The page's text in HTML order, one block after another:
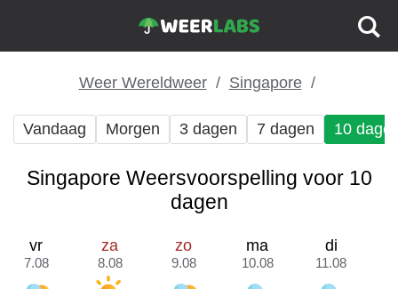
Weer Wereldweer Singapore
Vandaag Morgen 3 dagen 7 dagen 10
Singapore Weersvoorspelling voor 10
dagen
vr
7.08
za
8.08
zo
9.08
ma
10.08
di
11.08